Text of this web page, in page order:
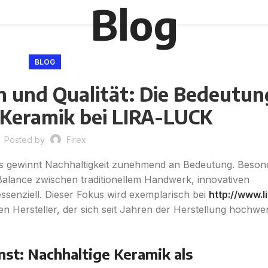
Blog
BLOG
und Qualität: Die
bei LIRA-LUCK
Posted by Firex
Nachhaltigkeit zunehmend an Bedeutung.
zwischen traditionellem Handwerk, innovativen
Dieser Fokus wird exemplarisch bei http://
Hersteller, der sich seit Jahren der Herstellung
Nachhaltige Keramik als